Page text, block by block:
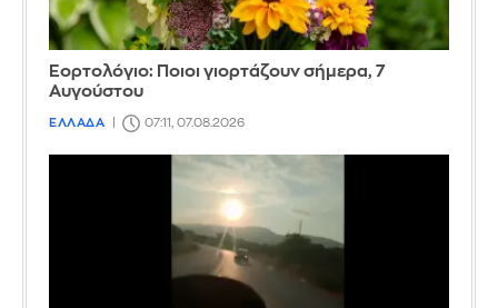
Εορτολόγιο: Ποιοι γιορτάζουν σήμερα, 7
Αυγούστου
ΕΛΛΑΔΑ 07:11, 07.08.2026